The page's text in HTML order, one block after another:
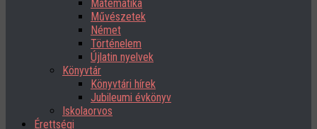
Matematika
Művészetek
Német
Történelem
Újlatin nyelvek
Könyvtár
Könyvtári hírek
Jubileumi évkönyv
Iskolaorvos
Érettségi